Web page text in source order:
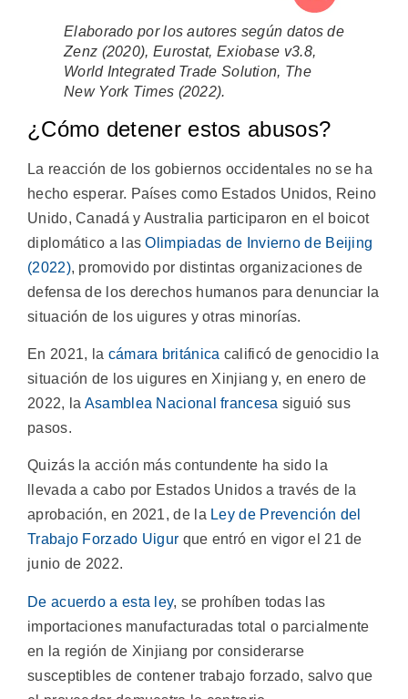
Elaborado por los autores según datos de
Zenz (2020), Eurostat, Exiobase v3.8,
World Integrated Trade Solution, The
New York Times (2022).
¿Cómo detener estos abusos?
La reacción de los gobiernos occidentales no se ha
hecho esperar. Países como Estados Unidos, Reino
Unido, Canadá y Australia participaron en el boicot
diplomático a lasOlimpiadas de Invierno de Beijing
(2022), promovido por distintas organizaciones de
defensa de los derechos humanos para denunciar la
situación de los uigures y otras minorías.
En 2021, la cámara británica calificó de genocidio la
situación de los uigures en Xinjiang y, en enero de
2022, la Asamblea Nacional francesa siguió sus
pasos.
Quizás la acción más contundente ha sido la
llevada a cabo por Estados Unidos a través de la
aprobación, en 2021, de la Ley de Prevención del
Trabajo Forzado Uigur que entró en vigor el 21 de
junio de 2022.
De acuerdo a esta ley, se prohíben todas las
importaciones manufacturadas total o parcialmente
en la región de Xinjiang por considerarse
susceptibles de contener trabajo forzado, salvo que